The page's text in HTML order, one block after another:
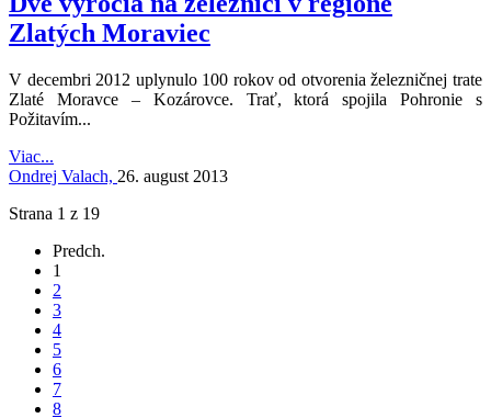
Zlatých Moraviec
V decembri 2012 uplynulo 100 rokov od otvorenia železničnej trate
Zlaté Moravce – Kozárovce. Trať, ktorá spojila Pohronie s
Požitavím...
Viac...
Ondrej Valach, 26. august 2013
Strana 1 z 19
Predch.
1
2
3
4
5
6
7
8